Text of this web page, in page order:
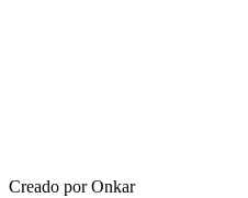
Creado por Onkar